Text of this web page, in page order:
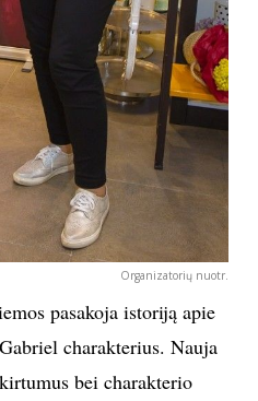
Organizatorių nuotr.
pasakoja istoriją apie
charakterius. Nauja
bei charakterio